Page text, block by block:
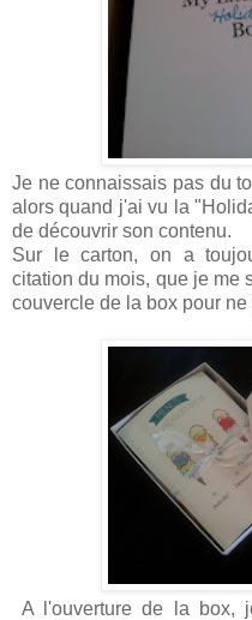
Je ne connaissais pas du
alors quand j'ai vu la
de découvrir son contenu.
Sur le carton, on a
citation du mois, que je me
couvercle de la box pour
A l'ouverture de la box,